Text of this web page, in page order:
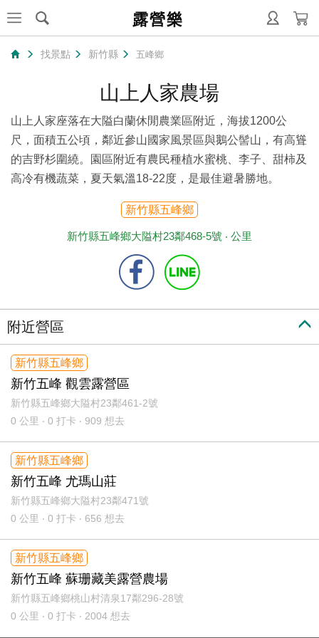
露營樂
找景點 新竹縣 五峰鄉
山上人家農場
山上人家座落在大隘白蘭休閒農業區附近，海拔1200公
尺，面積五公頃，鄰近參山國家風景區與鵝公髻山，有高聳
的吉野杉圍繞。園區附近有農民種植水蜜桃、李子、甜柿及
高冷有機蔬菜，夏天氣溫18-22度，是最佳避暑勝地。
新竹縣五峰鄉
新竹縣五峰鄉大隘村23鄰468-5號 ‧ 公里
附近營區
新竹縣五峰鄉
新竹五峰 觀雲露營區
新竹縣五峰鄉大隘村23鄰461-2號
0 公里 ‧ 0 打卡 ‧ 909 想去
新竹縣五峰鄉
新竹五峰 尤瑪山莊
新竹縣五峰鄉大隘村23鄰471號
0 公里 ‧ 0 打卡 ‧ 656 想去
新竹縣五峰鄉
新竹五峰 蘇珊藏美露營農場
新竹縣五峰鄉桃山村清泉17鄰296-28號
0 公里 ‧ 0 打卡 ‧ 2004 想去